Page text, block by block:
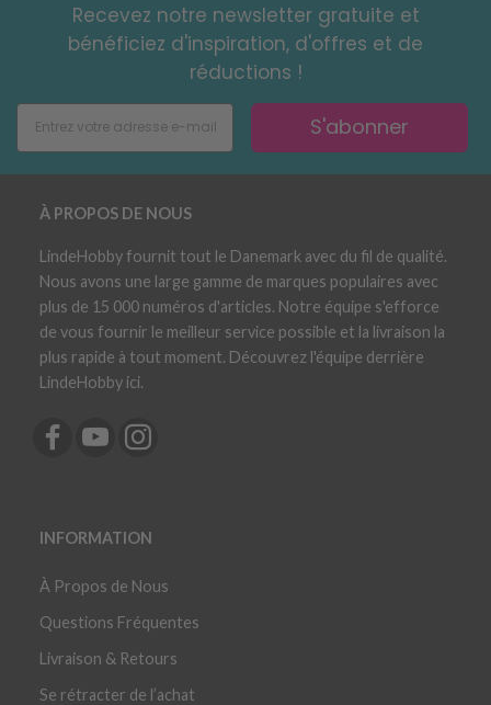
Recevez notre newsletter gratuite et
bénéficiez d'inspiration, d'offres et de
réductions !
S'abonner
À PROPOS DE NOUS
LindeHobby fournit tout le Danemark avec du fil de qualité.
Nous avons une large gamme de marques populaires avec
plus de 15 000 numéros d'articles. Notre équipe s'efforce
de vous fournir le meilleur service possible et la livraison la
plus rapide à tout moment. Découvrez l'équipe derrière
LindeHobby ici.
INFORMATION
À Propos de Nous
Questions Fréquentes
Livraison & Retours
Se rétracter de l’achat